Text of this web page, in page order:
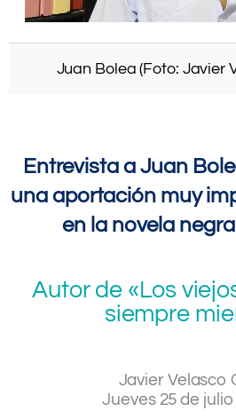
Juan Bolea (Foto: Javier
Entrevista a Juan
una aportación muy
en la novela
Autor de «Los
siempre
Javier Velasco
Jueves 25 de